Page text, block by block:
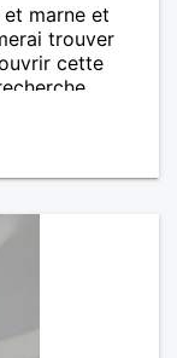
marne et
trouver
cette
ravirait.. alors
je vous dis à